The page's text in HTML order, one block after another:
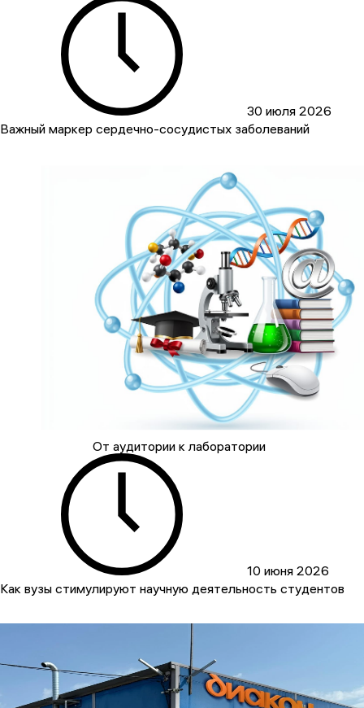
30 июля 2026
Важный маркер сердечно-сосудистых заболеваний
От аудитории к лаборатории
10 июня 2026
Как вузы стимулируют научную деятельность студентов